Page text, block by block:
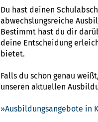
Du hast deinen
abwechslungsreiche
Bestimmt hast du dir
deine Entscheidung
bietet.
Falls du schon genau
unseren aktuellen
Ausbildungsangebote in